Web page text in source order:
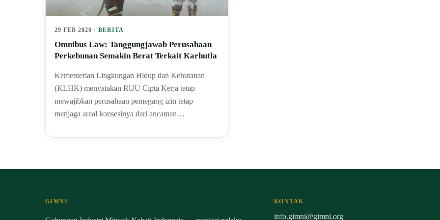
29 FEB 2020 · BERITA
Omnibus Law: Tanggungjawab Perusahaan
Perkebunan Semakin Berat Terkait Karhutla
Kementerian Lingkungan Hidup dan Kehutanan
(KLHK) menyatakan RUU Cipta Kerja tetap
mewajibkan perusahaan pemegang izin tetap
menjaga areal konsesinya dari ancaman…
GIMNI KONTAK
info.gimni@gimni.org